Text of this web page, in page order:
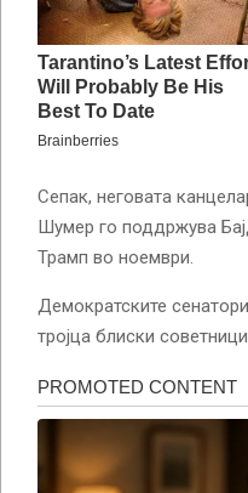
Сепак, неговата
Шумер го поддржува
Трамп во ноември.
Демократските
тројца блиски